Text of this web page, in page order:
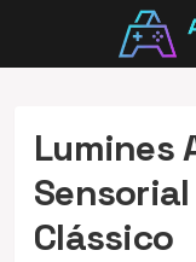
Lumines
Clássico